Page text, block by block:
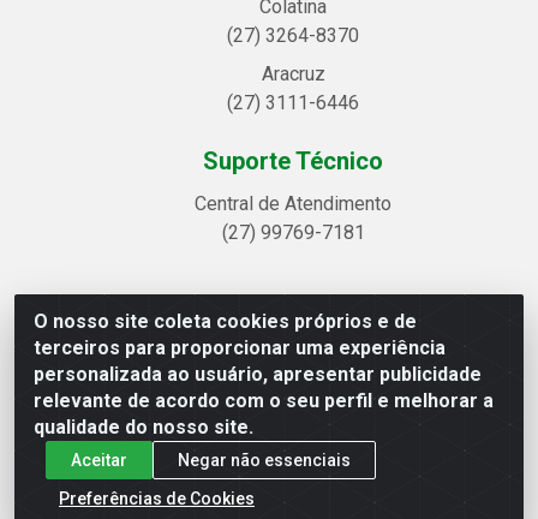
O nosso site coleta cookies próprios e de
terceiros para proporcionar uma experiência
personalizada ao usuário, apresentar publicidade
relevante de acordo com o seu perfil e melhorar a
qualidade do nosso site.
Aceitar
Negar não essenciais
Preferências de Cookies
Colatina
(27) 3264-8370
Aracruz
(27) 3111-6446
Suporte Técnico
Central de Atendimento
(27) 99769-7181
Linhavix Distribuidora LTDA - Avenida Alegre, 2521 -
Quadra314 Lote 05 e 07 - Shell, Linhares/ES - CEP
29.901-605 - CNPJ 20.857.514/0001-75